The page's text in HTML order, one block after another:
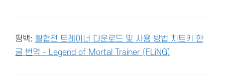
핑백: 활협전 트레이너 다운로드 및 사용 방법 치트키 한
글 번역 - Legend of Mortal Trainer (FLiNG)